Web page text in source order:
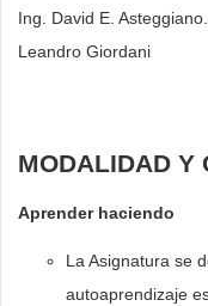
Ing. David E.
Leandro Giordani
MODALIDAD Y
Aprender haciendo
La Asignatura se
autoaprendizaje